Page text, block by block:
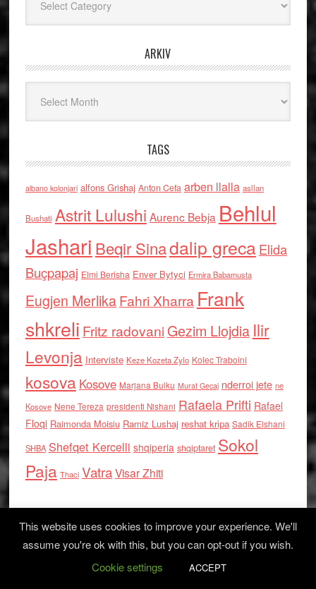
ARKIV
TAGS
albano kolonjari alfons Grishaj Anton Cefa arben llalla asllan
Bushati Astrit Lulushi Aurenc Bebja Behlul
Jashari Beqir Sinadalip grecaElida
Buçpapaj Elmi Berisha Enver Bytyci Ermira Babamusta
Eugjen MerlikaFahri Xharra Frank
shkreli Fritz radovaniGezim Llojdia Ilir
Levonja Interviste Keze Kozeta Zylo Kolec Traboini
kosova Kosove Marjana Bulku Murat Gecaj nderroi jete ne
Kosove Nene Tereza presidenti Nishani Rafaela Prifti Rafael
Floqi Raimonda Moisiu Ramiz Lushaj reshat kripa Sadik Elshani
SHBA Shefqet Kercelli shqiperia shqiptaret Sokol
Paja Thaci VatraVisar Zhiti
Log in
This website uses cookies to improve your experience. We'll
assume you're ok with this, but you can opt-out if you wish.
Cookie settings
ACCEPT